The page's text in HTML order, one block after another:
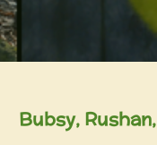
Bubsy,